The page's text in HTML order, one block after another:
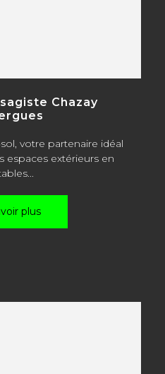
Chazay
votre partenaire idéal
espaces extérieurs en
plus